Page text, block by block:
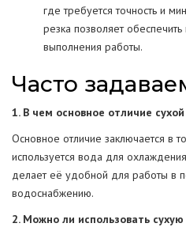
где требуется точность и
резка позволяет
выполнения работы.
Часто
1. В чем основное отличие
Основное отличие заключается в
используется вода для
делает её удобной для работы в
водоснабжению.
2. Можно ли использовать